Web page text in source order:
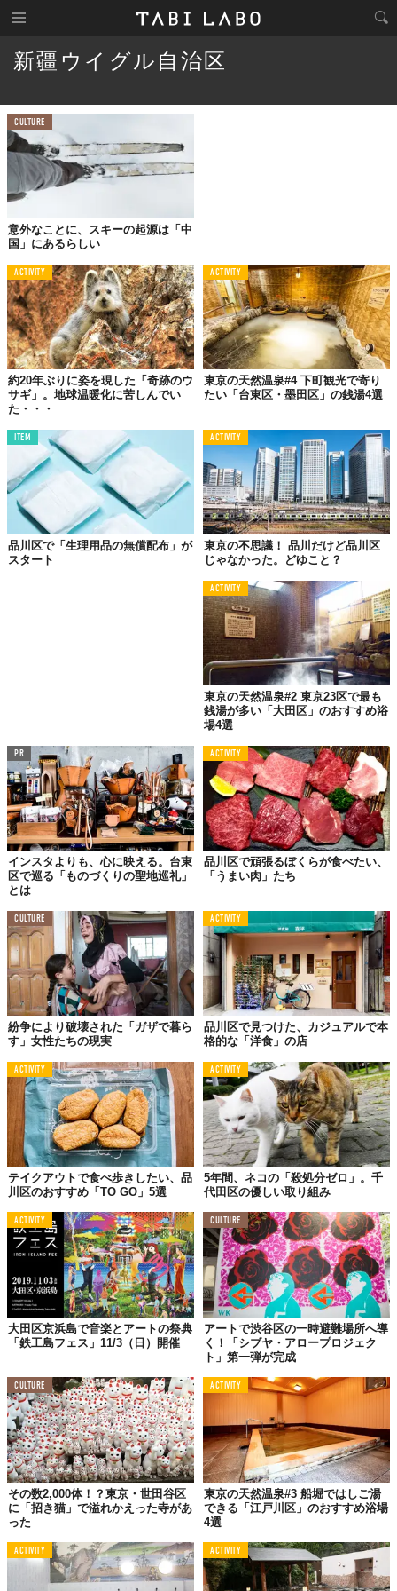
新疆ウイグル自治区
CULTURE
意外なことに、スキーの起源は「中
国」にあるらしい
ACTIVITY
約20年ぶりに姿を現した「奇跡のウ
サギ」。地球温暖化に苦しんでい
た・・・
ACTIVITY
東京の天然温泉#4 下町観光で寄り
たい「台東区・墨田区」の銭湯4選
ITEM
品川区で「生理用品の無償配布」が
スタート
ACTIVITY
東京の不思議！ 品川だけど品川区
じゃなかった。どゆこと？
ACTIVITY
東京の天然温泉#2 東京23区で最も
銭湯が多い「大田区」のおすすめ浴
場4選
PR
インスタよりも、心に映える。台東
区で巡る「ものづくりの聖地巡礼」
とは
ACTIVITY
品川区で頑張るぼくらが食べたい、
「うまい肉」たち
CULTURE
紛争により破壊された「ガザで暮ら
す」女性たちの現実
ACTIVITY
品川区で見つけた、カジュアルで本
格的な「洋食」の店
ACTIVITY
テイクアウトで食べ歩きしたい、品
川区のおすすめ「TO GO」5選
ACTIVITY
5年間、ネコの「殺処分ゼロ」。千
代田区の優しい取り組み
ACTIVITY
大田区京浜島で音楽とアートの祭典
「鉄工島フェス」11/3（日）開催
CULTURE
アートで渋谷区の一時避難場所へ導
く！「シブヤ・アロープロジェク
ト」第一弾が完成
CULTURE
その数2,000体！？東京・世田谷区
に「招き猫」で溢れかえった寺があ
った
ACTIVITY
東京の天然温泉#3 船堀ではしご湯
できる「江戸川区」のおすすめ浴場
4選
ACTIVITY ACTIVITY